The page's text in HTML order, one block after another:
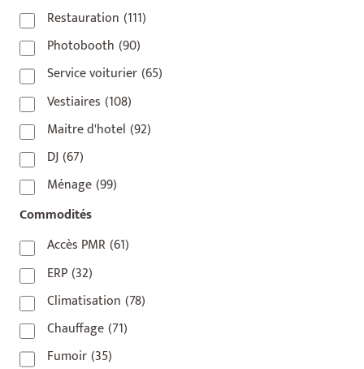
75015 (3)
75016(14)
75017(2)
75018(7)
75019(4)
75020
92110(1)
92800(1)
93
(1)
93 420(1)
93100(1)
93200
93500 (1)
Restauration (111)
Photobooth (90)
Service voiturier(65)
Vestiaires (108)
Maitre d'hotel (92)
DJ(67)
Ménage(99)
Commodités
Accès PMR (61)
ERP(32)
Climatisation (78)
Chauffage(71)
Fumoir(35)